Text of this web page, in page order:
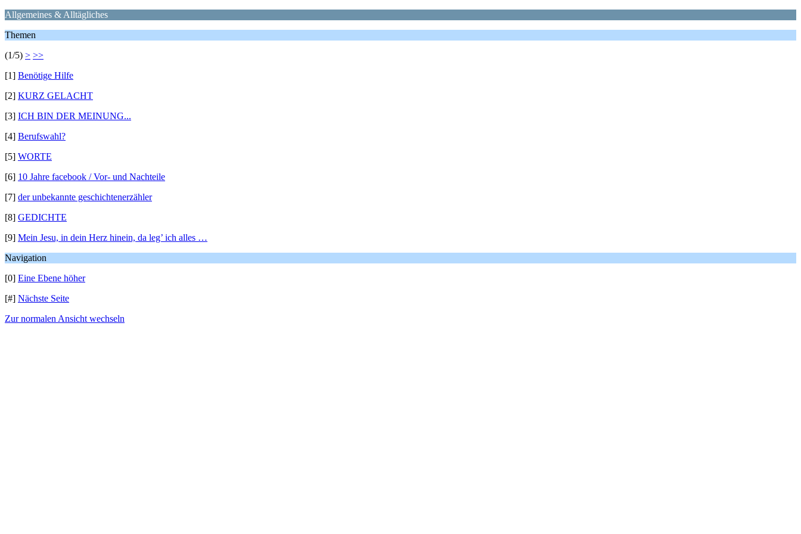
Allgemeines & Alltägliches
Themen
(1/5) > >>
[1] Benötige Hilfe
[2] KURZ GELACHT
[3] ICH BIN DER MEINUNG...
[4] Berufswahl?
[5] WORTE
[6] 10 Jahre facebook / Vor- und Nachteile
[7] der unbekannte geschichtenerzähler
[8] GEDICHTE
[9] Mein Jesu, in dein Herz hinein, da leg’ ich alles …
Navigation
[0] Eine Ebene höher
[#] Nächste Seite
Zur normalen Ansicht wechseln